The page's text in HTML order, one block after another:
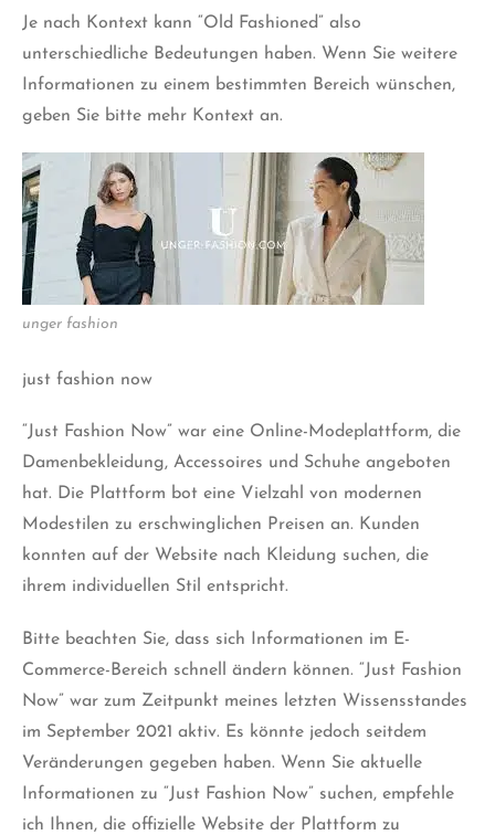
Je nach Kontext kann “Old Fashioned” also
unterschiedliche Bedeutungen haben. Wenn Sie weitere
Informationen zu einem bestimmten Bereich wünschen,
geben Sie bitte mehr Kontext an.
unger fashion
just fashion now
“Just Fashion Now” war eine Online-Modeplattform, die
Damenbekleidung, Accessoires und Schuhe angeboten
hat. Die Plattform bot eine Vielzahl von modernen
Modestilen zu erschwinglichen Preisen an. Kunden
konnten auf der Website nach Kleidung suchen, die
ihrem individuellen Stil entspricht.
Bitte beachten Sie, dass sich Informationen im E-
Commerce-Bereich schnell ändern können. “Just Fashion
Now” war zum Zeitpunkt meines letzten Wissensstandes
im September 2021 aktiv. Es könnte jedoch seitdem
Veränderungen gegeben haben. Wenn Sie aktuelle
Informationen zu “Just Fashion Now” suchen, empfehle
ich Ihnen, die offizielle Website der Plattform zu